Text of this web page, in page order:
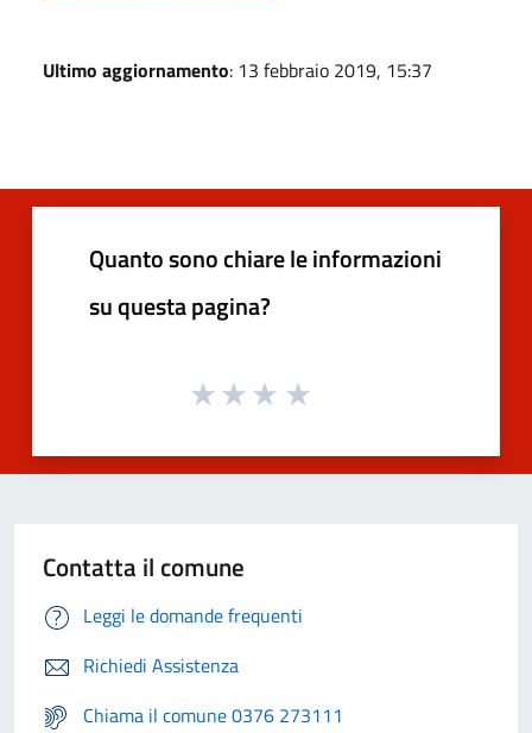
Ultimo aggiornamento: 13 febbraio 2019, 15:37
Quanto sono chiare le informazioni
su questa pagina?
Contatta il comune
Leggi le domande frequenti
Richiedi Assistenza
Chiama il comune 0376 273111